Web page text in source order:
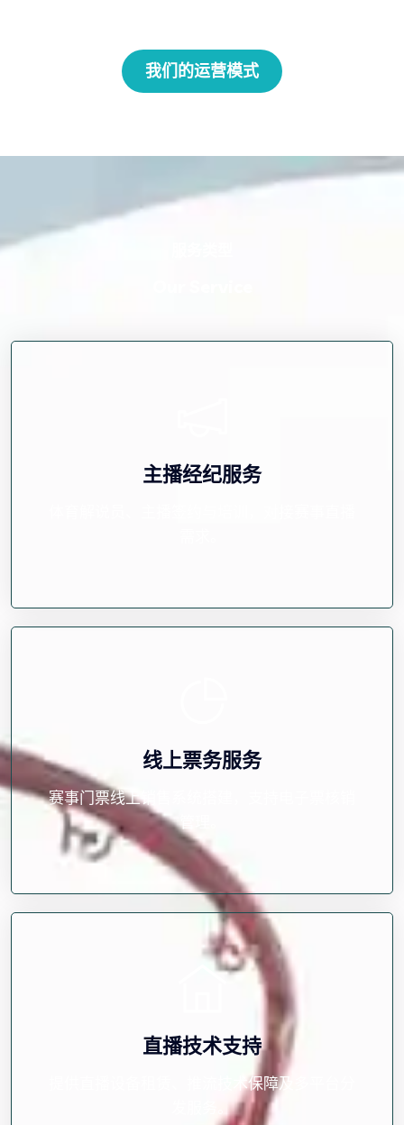
我们的运营模式
主播经纪服务
线上票务服务
赛事门票线上销售系统搭建，支持电子票核销
管理。
直播技术支持
提供直播设备租赁、推流技术保障及多平台分
发服务。